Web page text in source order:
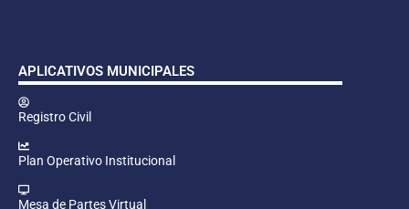
APLICATIVOS MUNICIPALES
Registro Civil
Plan Operativo Institucional
Mesa de Partes Virtual